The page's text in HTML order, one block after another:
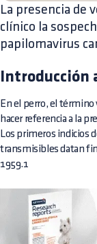
La presencia de
clínico la
papilomavirus
Introducción
En el perro, el término
hacer referencia a la
Los primeros indicios
transmisibles datan
1959.1